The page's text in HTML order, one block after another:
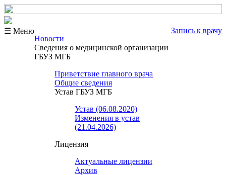
☰ Меню
Запись к врачу
Новости
Сведения о медицинской организации
ГБУЗ МГБ
Приветствие главного врача
Общие сведения
Устав ГБУЗ МГБ
Устав (06.08.2020)
Изменения в устав
(21.04.2026)
Лицензия
Актуальные лицензии
Архив